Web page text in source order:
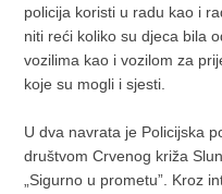
policija koristi u radu kao i
niti reći koliko su djeca bila
vozilima kao i vozilom za
koje su mogli i sjesti.
U dva navrata je Policijska
društvom Crvenog križa
„Sigurno u prometu”. Kroz